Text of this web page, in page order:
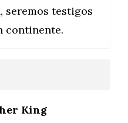
seremos testigos
continente.
King